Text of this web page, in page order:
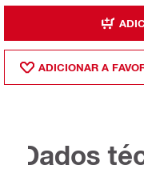
ADICIONAR A
Dados